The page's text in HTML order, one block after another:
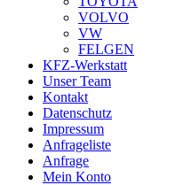
VOLVO
VW
FELGEN
KFZ-Werkstatt
Unser Team
Kontakt
Datenschutz
Impressum
Anfrageliste
Anfrage
Mein Konto